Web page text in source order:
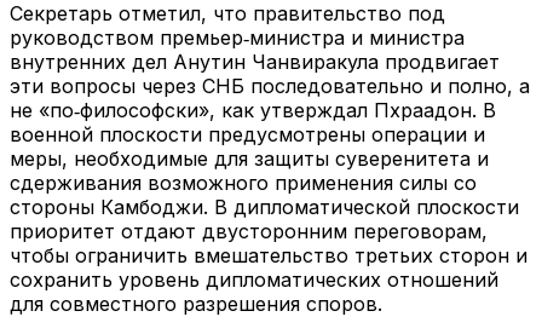
Секретарь отметил, что правительство под
руководством премьер‑министра и министра
внутренних дел Анутин Чанвиракула продвигает
эти вопросы через СНБ последовательно и полно, а
не «по‑философски», как утверждал Пхраадон. В
военной плоскости предусмотрены операции и
меры, необходимые для защиты суверенитета и
сдерживания возможного применения силы со
стороны Камбоджи. В дипломатической плоскости
приоритет отдают двусторонним переговорам,
чтобы ограничить вмешательство третьих сторон и
сохранить уровень дипломатических отношений
для совместного разрешения споров.